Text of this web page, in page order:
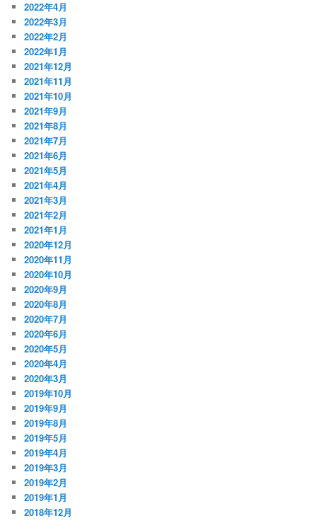
2022年4月
2022年3月
2022年2月
2022年1月
2021年12月
2021年11月
2021年10月
2021年9月
2021年8月
2021年7月
2021年6月
2021年5月
2021年4月
2021年3月
2021年2月
2021年1月
2020年12月
2020年11月
2020年10月
2020年9月
2020年8月
2020年7月
2020年6月
2020年5月
2020年4月
2020年3月
2019年10月
2019年9月
2019年8月
2019年5月
2019年4月
2019年3月
2019年2月
2019年1月
2018年12月